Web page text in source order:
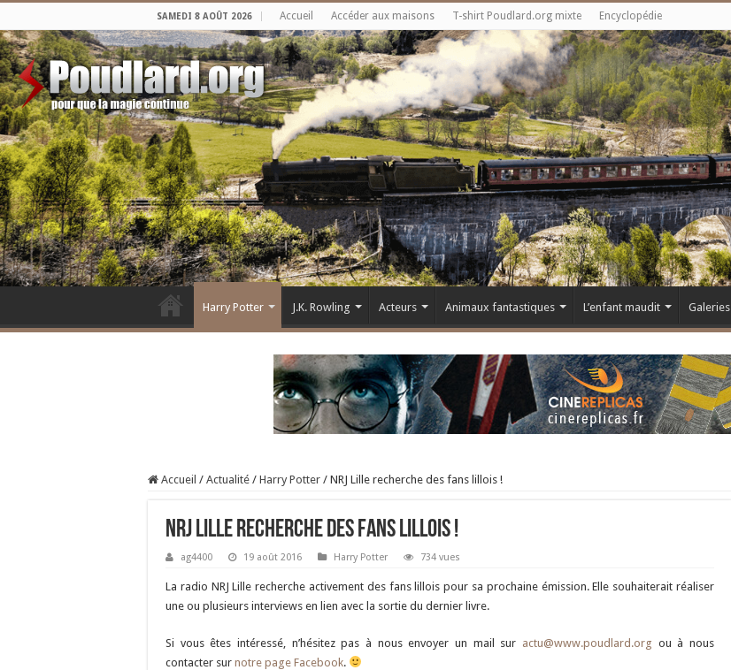
SAMEDI 8 AOÛT 2026 Accueil Accéder aux maisons T-shirt Poudlard.org mixte Encyclopédie
Harry Potter J.K. Rowling Acteurs Animaux fantastiques L’enfant maudit Galeries
Accueil / Actualité / Harry Potter / NRJ Lille recherche des fans lillois !
NRJ Lille recherche des fans lillois !
ag4400 19 août 2016 Harry Potter 734 vues
La radio NRJ Lille recherche activement des fans lillois pour sa prochaine émission. Elle souhaiterait réaliser
une ou plusieurs interviews en lien avec la sortie du dernier livre.
Si vous êtes intéressé, n’hésitez pas à nous envoyer un mail sur actu@www.poudlard.org ou à nous
contacter sur notre page Facebook.